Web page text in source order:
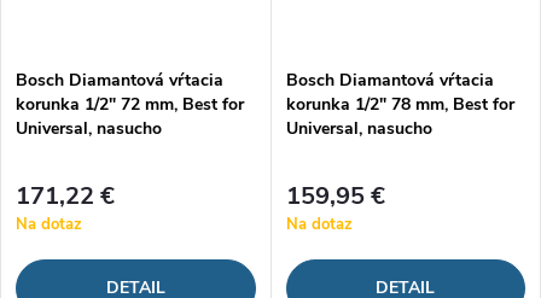
Bosch Diamantová vŕtacia
korunka 1/2" 72 mm, Best for
Universal, nasucho
171,22 €
Na dotaz
DETAIL
Bosch Diamantová vŕtacia
korunka 1/2" 78 mm, Best for
Universal, nasucho
159,95 €
Na dotaz
DETAIL